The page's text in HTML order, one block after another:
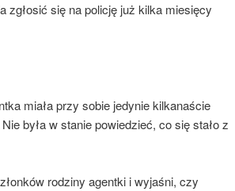
zgłosić się na policję już kilka miesięcy
miała przy sobie jedynie kilkanaście
była w stanie powiedzieć, co się stało z
rodziny agentki i wyjaśni, czy